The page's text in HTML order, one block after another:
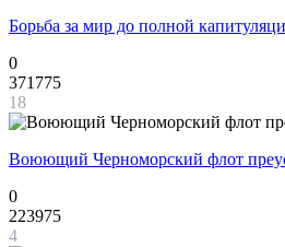
Борьба за мир до полной
0
371775
18
Воюющий Черноморский флот
0
223975
4